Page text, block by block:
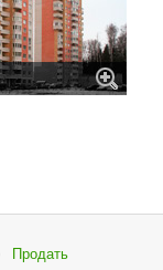
Продать